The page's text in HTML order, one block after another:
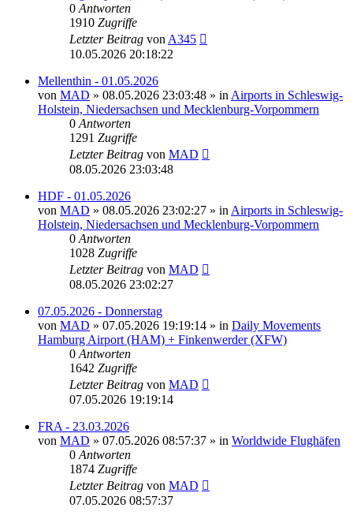
0 Antworten
1910 Zugriffe
Letzter Beitrag von A345
10.05.2026 20:18:22
Mellenthin - 01.05.2026
von MAD » 08.05.2026 23:03:48 » in Airports in Schleswig-
Holstein, Niedersachsen und Mecklenburg-Vorpommern
0 Antworten
1291 Zugriffe
Letzter Beitrag von MAD
08.05.2026 23:03:48
HDF - 01.05.2026
von MAD » 08.05.2026 23:02:27 » in Airports in Schleswig-
Holstein, Niedersachsen und Mecklenburg-Vorpommern
0 Antworten
1028 Zugriffe
Letzter Beitrag von MAD
08.05.2026 23:02:27
07.05.2026 - Donnerstag
von MAD » 07.05.2026 19:19:14 » in Daily Movements
Hamburg Airport (HAM) + Finkenwerder (XFW)
0 Antworten
1642 Zugriffe
Letzter Beitrag von MAD
07.05.2026 19:19:14
FRA - 23.03.2026
von MAD » 07.05.2026 08:57:37 » in Worldwide Flughäfen
0 Antworten
1874 Zugriffe
Letzter Beitrag von MAD
07.05.2026 08:57:37